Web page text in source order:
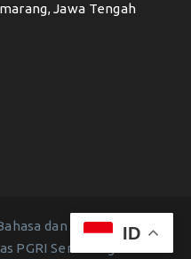
Jawa Tengah
dan Seni - All Right
PGRI Semarang
ID